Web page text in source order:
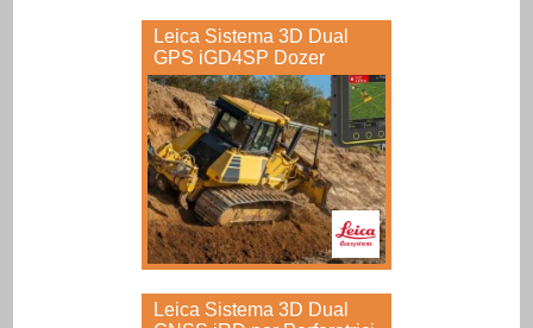
Leica Sistema 3D Dual
GPS iGD4SP Dozer
Leica Sistema 3D Dual